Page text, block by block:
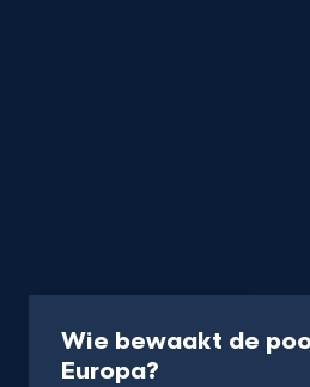
Wie bewaakt de
Europa?